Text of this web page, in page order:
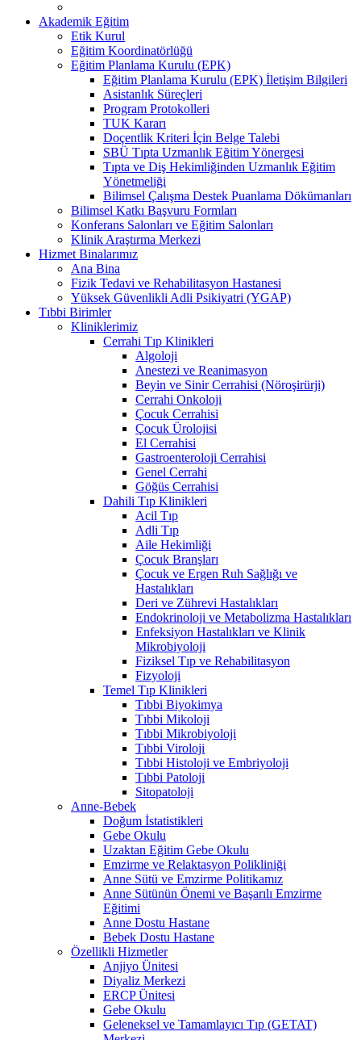
Akademik Eğitim
Etik Kurul
Eğitim Koordinatörlüğü
Eğitim Planlama Kurulu (EPK)
Eğitim Planlama Kurulu (EPK) İletişim Bilgileri
Asistanlık Süreçleri
Program Protokolleri
TUK Kararı
Doçentlik Kriteri İçin Belge Talebi
SBÜ Tıpta Uzmanlık Eğitim Yönergesi
Tıpta ve Diş Hekimliğinden Uzmanlık Eğitim
Yönetmeliği
Bilimsel Çalışma Destek Puanlama Dökümanları
Bilimsel Katkı Başvuru Formları
Konferans Salonları ve Eğitim Salonları
Klinik Araştırma Merkezi
Hizmet Binalarımız
Ana Bina
Fizik Tedavi ve Rehabilitasyon Hastanesi
Yüksek Güvenlikli Adli Psikiyatri (YGAP)
Tıbbi Birimler
Kliniklerimiz
Cerrahi Tıp Klinikleri
Algoloji
Anestezi ve Reanimasyon
Beyin ve Sinir Cerrahisi (Nöroşirürji)
Cerrahi Onkoloji
Çocuk Cerrahisi
Çocuk Ürolojisi
El Cerrahisi
Gastroenteroloji Cerrahisi
Genel Cerrahi
Göğüs Cerrahisi
Dahili Tıp Klinikleri
Acil Tıp
Adli Tıp
Aile Hekimliği
Çocuk Branşları
Çocuk ve Ergen Ruh Sağlığı ve
Hastalıkları
Deri ve Zührevi Hastalıkları
Endokrinoloji ve Metabolizma Hastalıkları
Enfeksiyon Hastalıkları ve Klinik
Mikrobiyoloji
Fiziksel Tıp ve Rehabilitasyon
Fizyoloji
Temel Tıp Klinikleri
Tıbbi Biyokimya
Tıbbi Mikoloji
Tıbbi Mikrobiyoloji
Tıbbi Viroloji
Tıbbi Histoloji ve Embriyoloji
Tıbbi Patoloji
Sitopatoloji
Anne-Bebek
Doğum İstatistikleri
Gebe Okulu
Uzaktan Eğitim Gebe Okulu
Emzirme ve Relaktasyon Polikliniği
Anne Sütü ve Emzirme Politikamız
Anne Sütünün Önemi ve Başarılı Emzirme
Eğitimi
Anne Dostu Hastane
Bebek Dostu Hastane
Özellikli Hizmetler
Anjiyo Ünitesi
Diyaliz Merkezi
ERCP Ünitesi
Gebe Okulu
Geleneksel ve Tamamlayıcı Tıp (GETAT)